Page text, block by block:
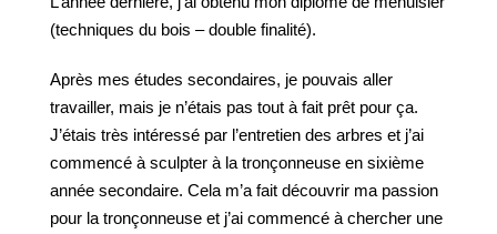
(techniques du bois – double finalité).
Après mes études secondaires, je pouvais aller
travailler, mais je n’étais pas tout à fait prêt pour ça.
J’étais très intéressé par l’entretien des arbres et j’ai
commencé à sculpter à la tronçonneuse en sixième
année secondaire. Cela m’a fait découvrir ma passion
pour la tronçonneuse et j’ai commencé à chercher une